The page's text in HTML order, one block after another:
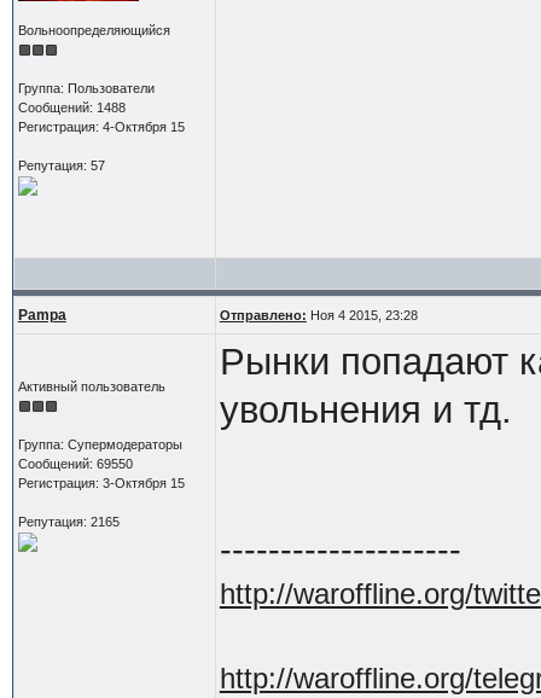
Вольноопределяющийся
Группа: Пользователи
Сообщений: 1488
Регистрация: 4-Октября 15
Репутация: 57
Pampa Отправлено: Ноя 4 2015, 23:28
Активный пользователь
Группа: Супермодераторы
Сообщений: 69550
Регистрация: 3-Октября 15
Репутация: 2165
Рынки попадают
увольнения и тд.
--------------------
http://waroffline.org/
http://waroffline.org/